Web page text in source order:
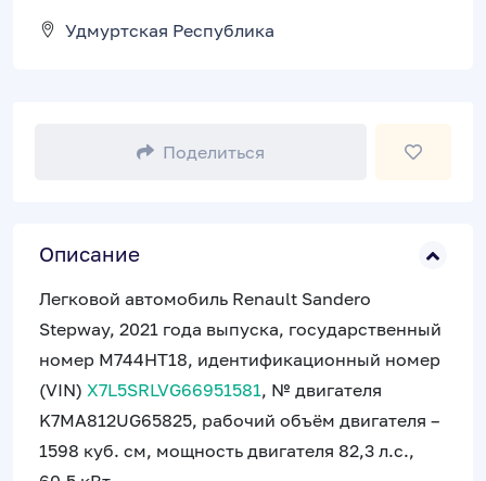
Удмуртская Республика
Поделиться
Описание
Легковой автомобиль Renault Sandero
Stepway, 2021 года выпуска, государственный
номер М744НТ18, идентификационный номер
(VIN) X7L5SRLVG66951581, № двигателя
K7MA812UG65825, рабочий объём двигателя –
1598 куб. см, мощность двигателя 82,3 л.с.,